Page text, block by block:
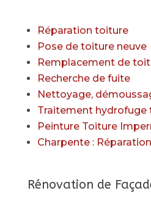
Réparation toiture
Pose de toiture neuve
Remplacement de
Recherche de fuite
Nettoyage,
Traitement hydrofuge
Peinture Toiture
Charpente : Réparation
Rénovation de